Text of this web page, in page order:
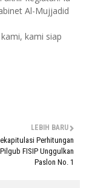
Al-Mujjadid
kami siap
LEBIH BARU
Perhitungan
FISIP Unggulkan
Paslon No. 1